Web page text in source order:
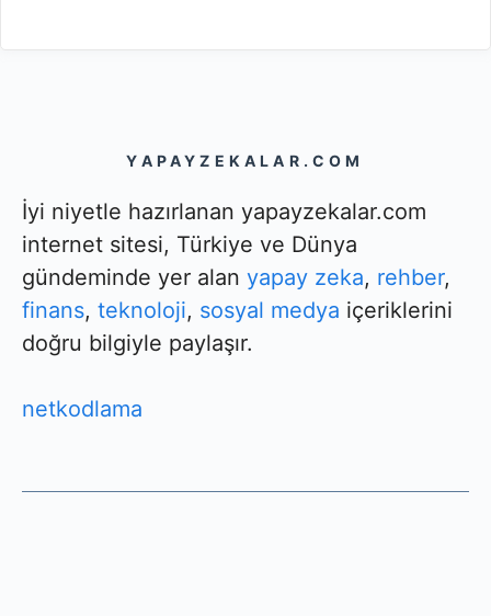
YAPAYZEKALAR.COM
İyi niyetle hazırlanan yapayzekalar.com
internet sitesi, Türkiye ve Dünya
gündeminde yer alan yapay zeka, rehber,
finans, teknoloji, sosyal medya içeriklerini
doğru bilgiyle paylaşır.
netkodlama